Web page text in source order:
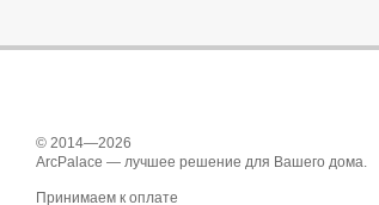
© 2014—2026
ArcPalace — лучшее решение для Вашего дома.
Принимаем к оплате